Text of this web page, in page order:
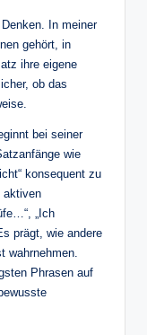
In meiner
gehört, in
ihre eigene
ob das
bei seiner
wie
konsequent zu
aktiven
„Ich
prägt, wie andere
wahrnehmen.
Phrasen auf